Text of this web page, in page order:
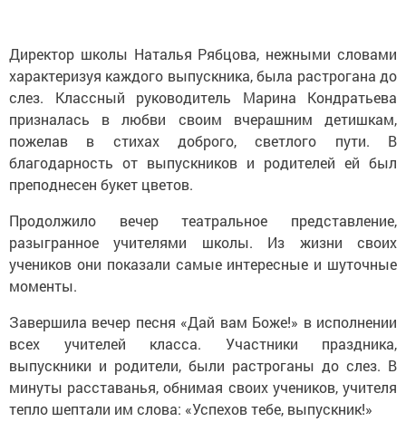
Директор школы Наталья Рябцова, нежными словами
характеризуя каждого выпускника, была растрогана до
слез. Классный руководитель Марина Кондратьева
призналась в любви своим вчерашним детишкам,
пожелав в стихах доброго, светлого пути. В
благодарность от выпускников и родителей ей был
преподнесен букет цветов.
Продолжило вечер театральное представление,
разыгранное учителями школы. Из жизни своих
учеников они показали самые интересные и шуточные
моменты.
Завершила вечер песня «Дай вам Боже!» в исполнении
всех учителей класса. Участники праздника,
выпускники и родители, были растроганы до слез. В
минуты расставанья, обнимая своих учеников, учителя
тепло шептали им слова: «Успехов тебе, выпускник!»